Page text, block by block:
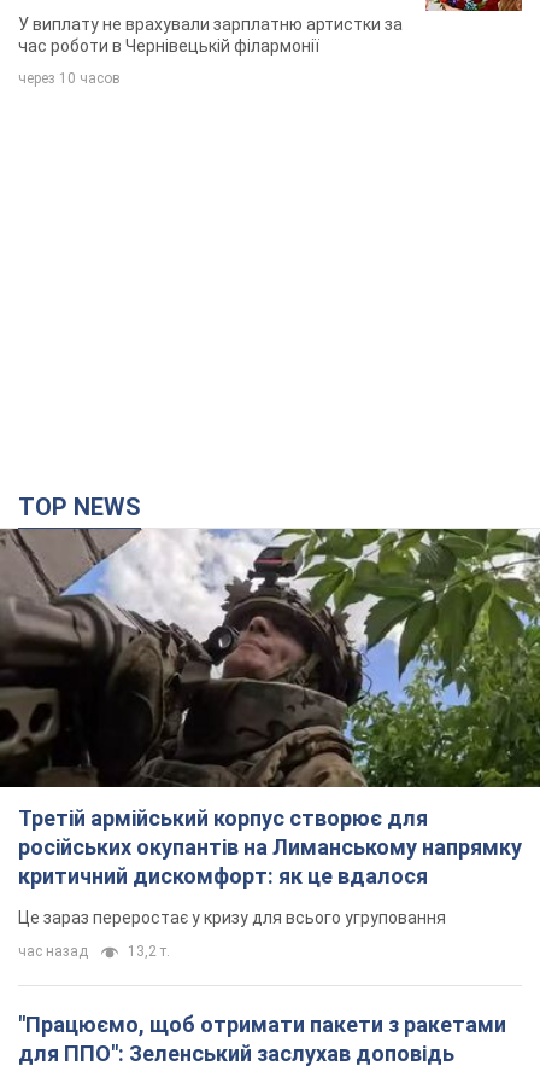
співачка
У виплату не врахували зарплатню артистки за
час роботи в Чернівецькій філармонії
через 10 часов
TOP NEWS
Третій армійський корпус створює для
російських окупантів на Лиманському напрямку
критичний дискомфорт: як це вдалося
Це зараз переростає у кризу для всього угруповання
час назад 13,2 т.
"Працюємо, щоб отримати пакети з ракетами
для ППО": Зеленський заслухав доповідь